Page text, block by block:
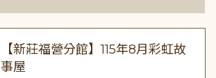
【新莊福營分館】115年8月彩虹故
事屋